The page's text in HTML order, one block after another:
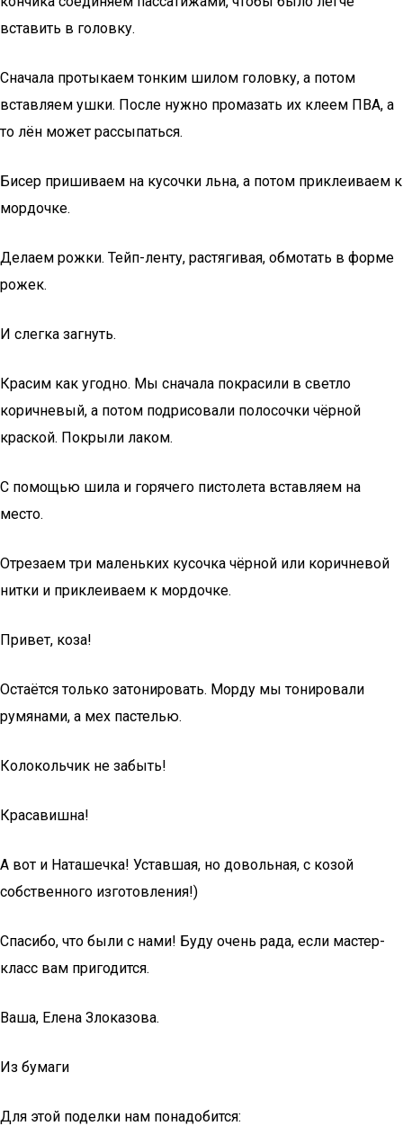
вставить в головку.
Сначала протыкаем тонким шилом головку, а потом
вставляем ушки. После нужно промазать их клеем ПВА, а
то лён может рассыпаться.
Бисер пришиваем на кусочки льна, а потом приклеиваем к
мордочке.
Делаем рожки. Тейп-ленту, растягивая, обмотать в форме
рожек.
И слегка загнуть.
Красим как угодно. Мы сначала покрасили в светло
коричневый, а потом подрисовали полосочки чёрной
краской. Покрыли лаком.
С помощью шила и горячего пистолета вставляем на
место.
Отрезаем три маленьких кусочка чёрной или коричневой
нитки и приклеиваем к мордочке.
Привет, коза!
Остаётся только затонировать. Морду мы тонировали
румянами, а мех пастелью.
Колокольчик не забыть!
Красавишна!
А вот и Наташечка! Уставшая, но довольная, с козой
собственного изготовления!)
Спасибо, что были с нами! Буду очень рада, если мастер-
класс вам пригодится.
Ваша, Елена Злоказова.
Из бумаги
Для этой поделки нам понадобится: